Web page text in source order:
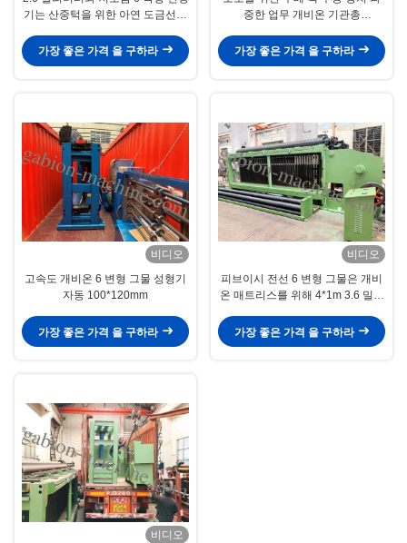
기는 산중턱을 위한 아연 도금선을
가장 좋은 가격 을 구하라
중한 업무 개비온 기관총
가장 좋은 가격 을 구하라
비디오
고속도 개비온 6 변형 그물 성형기
자동 100*120mm
가장 좋은 가격 을 구하라
비디오
피브이시 전선 6 변형 그물은 개비
온 매트리스를 위해 4*1m 3.6 밀리
가장 좋은 가격 을 구하라
비디오